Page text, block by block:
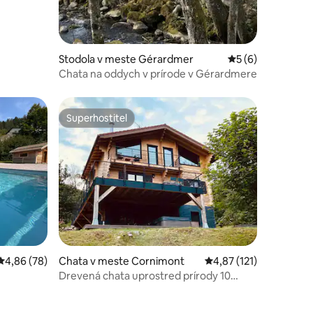
Stodola v meste Gérardmer Priemerné
5 (6)
Chata na oddych v prírode v Gérardmere
44 ohodnotenie 4,86 z 5, počet hodnotení: 78
4,86 (78)
Superhostiteľ
Superhostiteľ
Chata v meste Cornimont Priemerné
4,87 (121)
Drevená chata uprostred prírody 10